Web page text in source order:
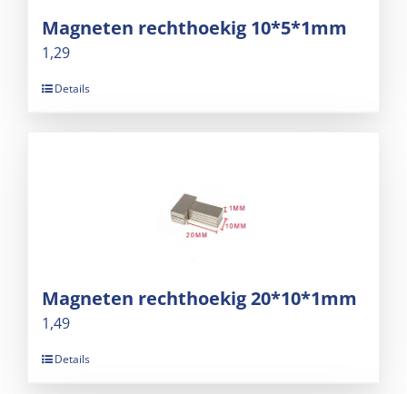
Magneten rechthoekig 10*5*1mm
1,29
Details
Magneten rechthoekig 20*10*1mm
1,49
Details